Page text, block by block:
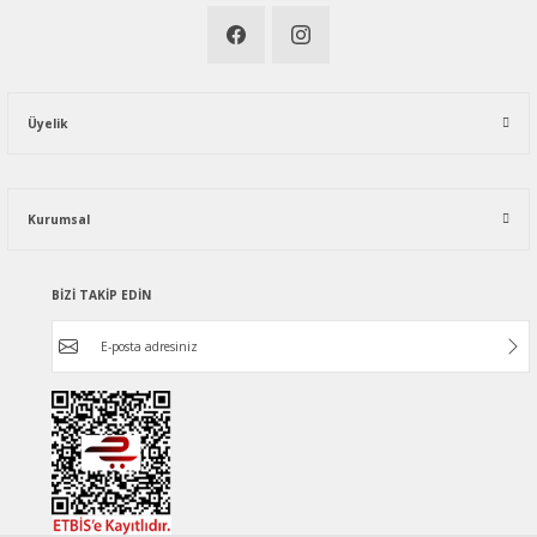
Üyelik
Kurumsal
BİZİ TAKİP EDİN